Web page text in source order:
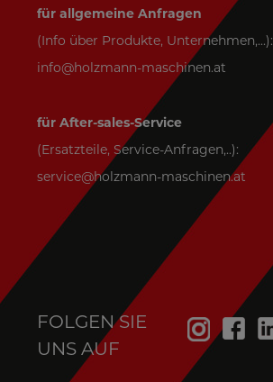
für allgemeine Anfragen
(Info über Produkte, Unternehmen,...):
info@holzmann-maschinen.at
für After-sales-Service
(Ersatzteile, Service-Anfragen,..):
service@holzmann-maschinen.at
FOLGEN SIE
UNS AUF